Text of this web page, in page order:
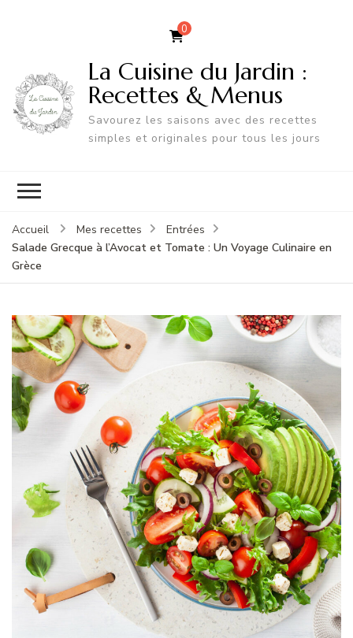
0
La Cuisine du Jardin :
Recettes & Menus
Savourez les saisons avec des recettes
simples et originales pour tous les jours
Accueil Mes recettes
Entrées
Salade Grecque à l’Avocat et Tomate : Un Voyage Culinaire en
Grèce